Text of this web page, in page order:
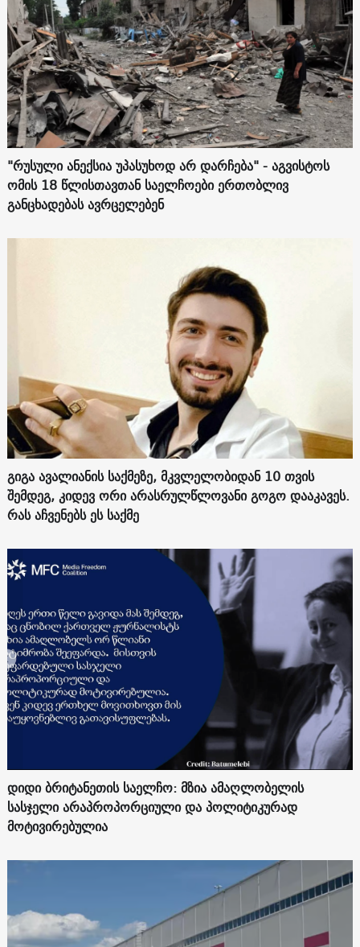
"რუსული ანექსია უპასუხოდ არ დარჩება" - აგვისტოს
ომის 18 წლისთავთან საელჩოები ერთობლივ
განცხადებას ავრცელებენ
გიგა ავალიანის საქმეზე, მკვლელობიდან 10 თვის
შემდეგ, კიდევ ორი არასრულწლოვანი გოგო დააკავეს.
რას აჩვენებს ეს საქმე
დიდი ბრიტანეთის საელჩო: მზია ამაღლობელის
სასჯელი არაპროპორციული და პოლიტიკურად
მოტივირებულია